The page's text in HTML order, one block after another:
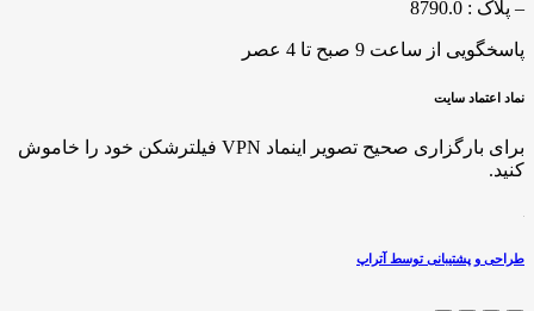
– پلاک : 8790.0
پاسخگویی از ساعت 9 صبح تا 4 عصر
نماد اعتماد سایت
برای بارگزاری صحیح تصویر اینماد VPN فیلترشکن خود را خاموش
کنید.
طراحی و پشتیبانی توسط آتراپ